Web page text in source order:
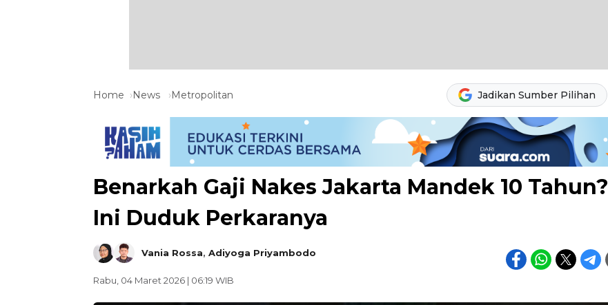
Home News Metropolitan Jadikan Sumber Pilihan
Benarkah Gaji Nakes Jakarta Mandek 10 Tahun?
Ini Duduk Perkaranya
Vania Rossa, Adiyoga Priyambodo
Rabu, 04 Maret 2026 | 06:19 WIB